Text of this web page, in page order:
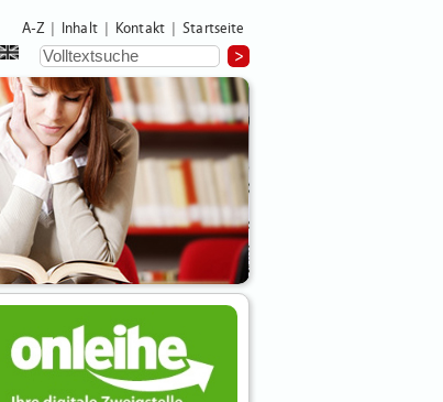
A-Z Inhalt Kontakt Startseite